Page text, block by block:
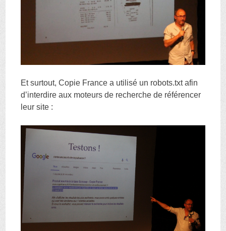
Et surtout, Copie France a utilisé un robots.txt afin
d’interdire aux moteurs de recherche de référencer
leur site :